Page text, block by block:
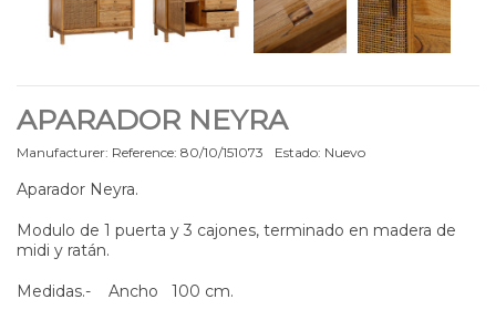
APARADOR NEYRA
Manufacturer: Reference: 80/10/151073 Estado: Nuevo
Aparador Neyra.
Modulo de 1 puerta y 3 cajones, terminado en madera de
midi y ratán.
Medidas.- Ancho 100 cm.